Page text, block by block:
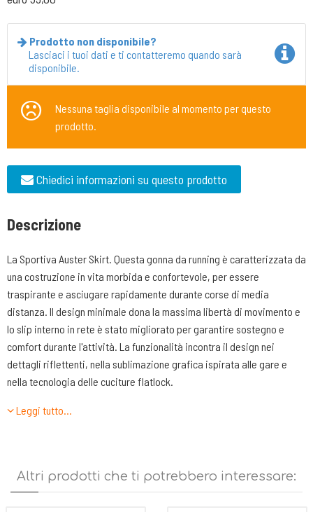
Prodotto non disponibile?
Lasciaci i tuoi dati e ti contatteremo quando sarà
disponibile.
Nessuna taglia disponibile al momento per questo
prodotto.
Chiedici informazioni su questo prodotto
Descrizione
La Sportiva Auster Skirt. Questa gonna da running è caratterizzata da
una costruzione in vita morbida e confortevole, per essere
traspirante e asciugare rapidamente durante corse di media
distanza. Il design minimale dona la massima libertà di movimento e
lo slip interno in rete è stato migliorato per garantire sostegno e
comfort durante l'attività. La funzionalità incontra il design nei
dettagli riflettenti, nella sublimazione grafica ispirata alle gare e
nella tecnologia delle cuciture flatlock.
Vestibilità: Regolare
Peso: 97 gr
2 tasche laterali aperte per gel e barrette
Leggi tutto…
Altri prodotti che ti potrebbero interessare: